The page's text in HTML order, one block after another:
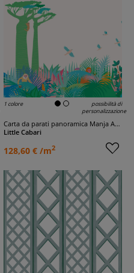
1 colore
possibilità di
personalizzazione
Carta da parati panoramica Manja Acidulé
Little Cabari
128,60 € /m2